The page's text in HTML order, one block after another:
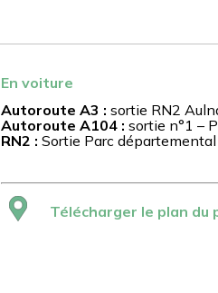
En voiture
Autoroute A3 : sortie RN2
Autoroute A104 : sortie n°1 –
RN2 : Sortie Parc départemental
Télécharger le plan du